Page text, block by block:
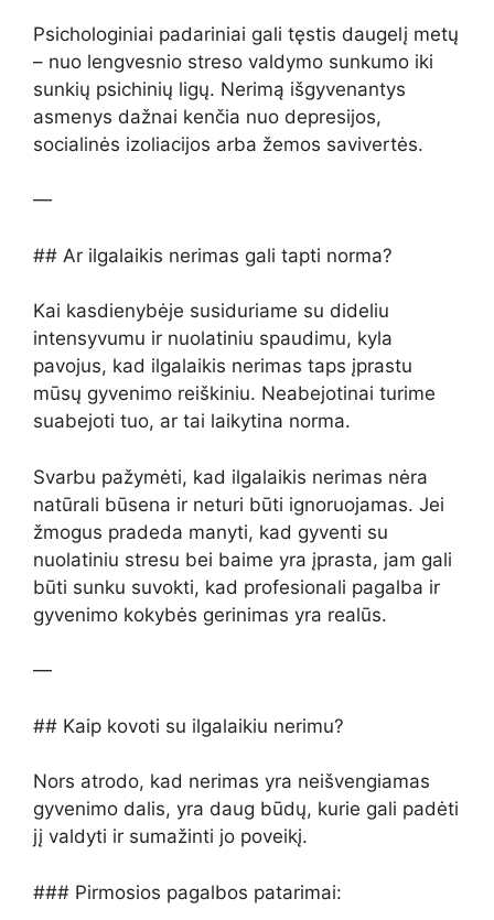
Psichologiniai padariniai gali tęstis daugelį metų
– nuo lengvesnio streso valdymo sunkumo iki
sunkių psichinių ligų. Nerimą išgyvenantys
asmenys dažnai kenčia nuo depresijos,
socialinės izoliacijos arba žemos savivertės.
—
## Ar ilgalaikis nerimas gali tapti norma?
Kai kasdienybėje susiduriame su dideliu
intensyvumu ir nuolatiniu spaudimu, kyla
pavojus, kad ilgalaikis nerimas taps įprastu
mūsų gyvenimo reiškiniu. Neabejotinai turime
suabejoti tuo, ar tai laikytina norma.
Svarbu pažymėti, kad ilgalaikis nerimas nėra
natūrali būsena ir neturi būti ignoruojamas. Jei
žmogus pradeda manyti, kad gyventi su
nuolatiniu stresu bei baime yra įprasta, jam gali
būti sunku suvokti, kad profesionali pagalba ir
gyvenimo kokybės gerinimas yra realūs.
—
## Kaip kovoti su ilgalaikiu nerimu?
Nors atrodo, kad nerimas yra neišvengiamas
gyvenimo dalis, yra daug būdų, kurie gali padėti
jį valdyti ir sumažinti jo poveikį.
### Pirmosios pagalbos patarimai: